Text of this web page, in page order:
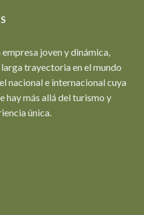
joven y dinámica,
trayectoria en el mundo
nacional e internacional cuya
hay más allá del turismo y
única.